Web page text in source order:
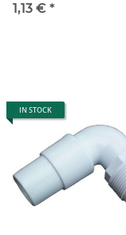
1,13 € *
IN STOCK